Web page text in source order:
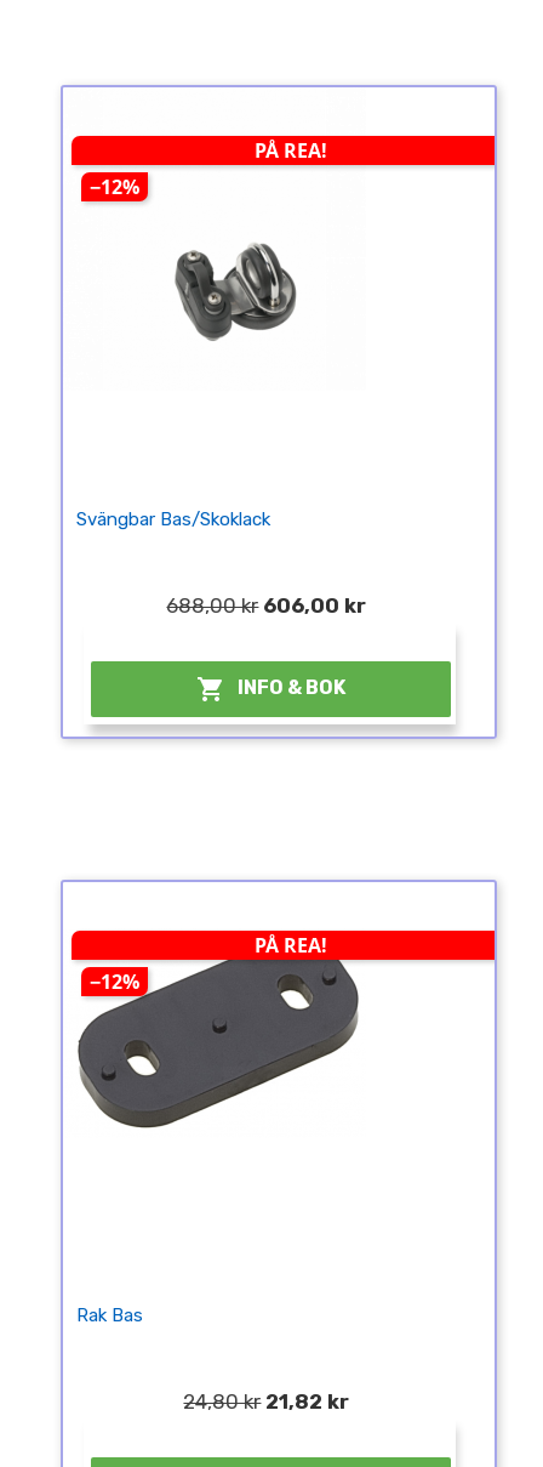
PÅ REA!
−12%
Svängbar Bas/skoklack
688,00 kr 606,00 kr
 INFO & BOK
PÅ REA!
−12%
Rak Bas
24,80 kr 21,82 kr